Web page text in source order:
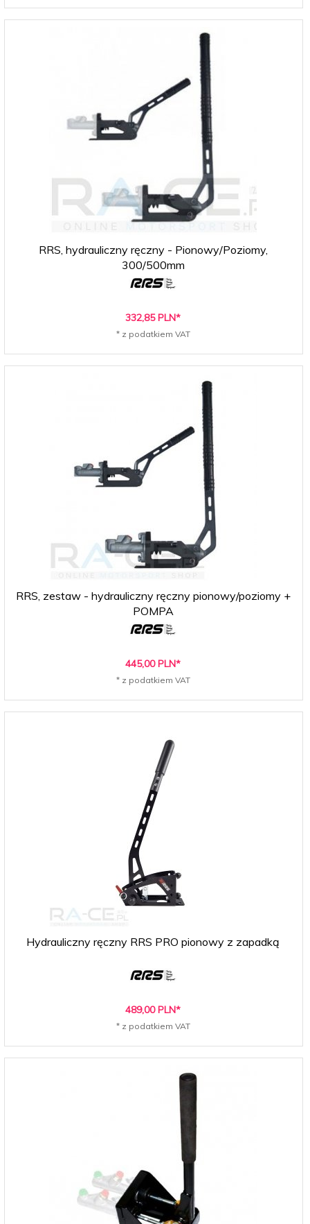
RRS, hydrauliczny ręczny - Pionowy/Poziomy,
300/500mm
332,85 PLN*
* z podatkiem VAT
RRS, zestaw - hydrauliczny ręczny pionowy/poziomy +
POMPA
445,00 PLN*
* z podatkiem VAT
Hydrauliczny ręczny RRS PRO pionowy z zapadką
489,00 PLN*
* z podatkiem VAT